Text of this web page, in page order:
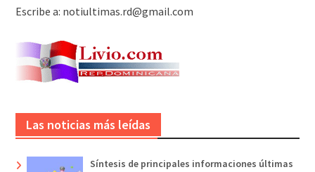
Escribe a: notiultimas.rd@gmail.com
Las noticias más leídas
Síntesis de principales informaciones últimas